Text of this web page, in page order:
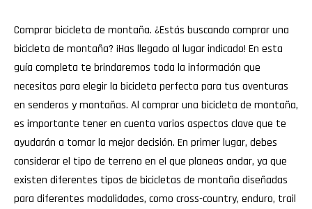
Comprar bicicleta de montaña. ¿Estás buscando comprar una
bicicleta de montaña? ¡Has llegado al lugar indicado! En esta
guía completa te brindaremos toda la información que
necesitas para elegir la bicicleta perfecta para tus aventuras
en senderos y montañas. Al comprar una bicicleta de montaña,
es importante tener en cuenta varios aspectos clave que te
ayudarán a tomar la mejor decisión. En primer lugar, debes
considerar el tipo de terreno en el que planeas andar, ya que
existen diferentes tipos de bicicletas de montaña diseñadas
para diferentes modalidades, como cross-country, enduro, trail